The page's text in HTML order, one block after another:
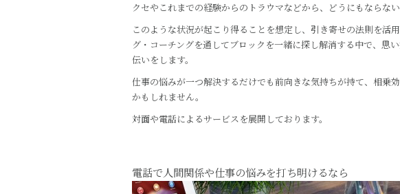
クセやこれまでの経験からのトラウマなどから、どうにもならない
このような状況が起こり得ることを想定し、引き寄せの法則を活
グ・コーチングを通してブロックを一緒に探し解消する中で、思
伝いをします。
仕事の悩みが一つ解決するだけでも前向きな気持ちが持て、相乗
かもしれません。
対面や電話によるサービスを展開しております。
電話で人間関係や仕事の悩みを打ち明けるなら